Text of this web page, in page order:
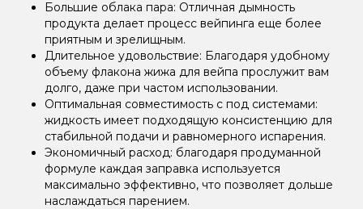
Большие облака пара: Отличная дымность
продукта делает процесс вейпинга еще более
приятным и зрелищным.
Длительное удовольствие: Благодаря удобному
объему флакона жижа для вейпа прослужит вам
долго, даже при частом использовании.
Оптимальная совместимость с под системами:
жидкость имеет подходящую консистенцию для
стабильной подачи и равномерного испарения.
Экономичный расход: благодаря продуманной
формуле каждая заправка используется
максимально эффективно, что позволяет дольше
наслаждаться парением.